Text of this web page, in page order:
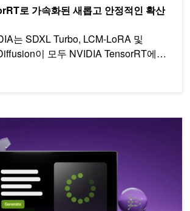
로 가속화된 새롭고 안정적인 확산
는 SDXL Turbo, LCM-LoRA 및
이 모두 NVIDIA TensorRT에…